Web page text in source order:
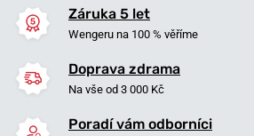
Záruka 5 let
Wengeru na 100 % věříme
Doprava zdrama
Na vše od 3 000 Kč
Poradí vám odborníci